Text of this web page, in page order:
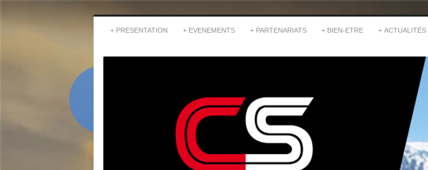
PRESENTATION EVENEMENTS PARTENARIATS BIEN-ETRE ACTUALITÉS